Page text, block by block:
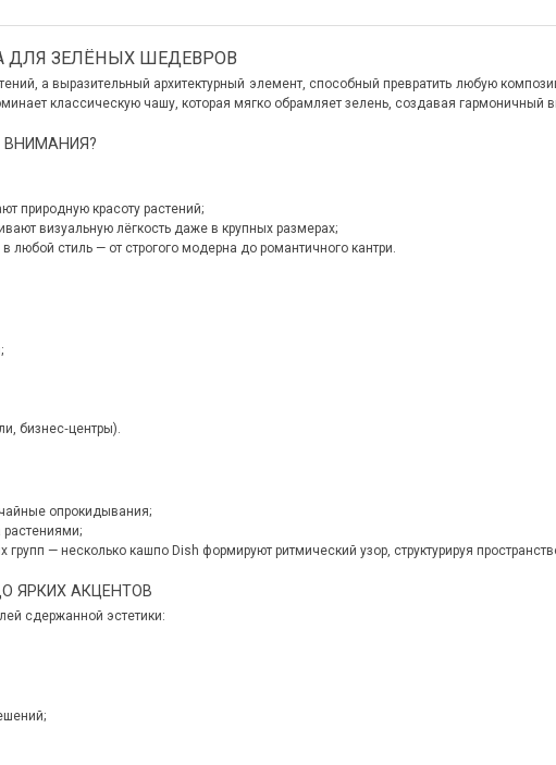
ДЛЯ ЗЕЛЁНЫХ ШЕДЕВРОВ
а выразительный архитектурный элемент, способный превратить любую
классическую чашу, которая мягко обрамляет зелень, создавая гармоничный
ВНИМАНИЯ?
природную красоту растений;
визуальную лёгкость даже в крупных размерах;
любой стиль — от строгого модерна до романтичного кантри.
бизнес‑центры).
опрокидывания;
растениями;
— несколько кашпо Dish формируют ритмический узор, структурируя
ЯРКИХ АКЦЕНТОВ
сдержанной эстетики: